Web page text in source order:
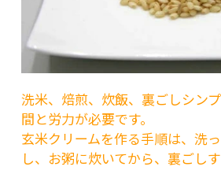
洗米、焙煎、炊飯、裏ごしシン
間と労力が必要です。
玄米クリームを作る手順は、洗
し、お粥に炊いてから、裏ごしす